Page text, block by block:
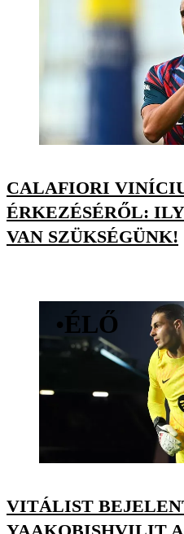
CALAFIORI
ÉRKEZÉSÉRŐL:
VAN SZÜKSÉGÜNK!
•ÉLŐ
VITÁLIST